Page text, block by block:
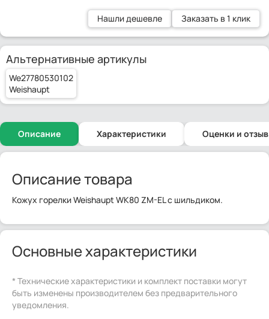
Нашли дешевле Заказать в 1 клик
Альтернативные артикулы
We27780530102
Weishaupt
Описание Характеристики Оценки и
Описание товара
Кожух горелки Weishaupt WK80 ZM-EL с шильдиком.
Основные характеристики
* Технические характеристики и комплект поставки могут
быть изменены производителем без предварительного
уведомления.